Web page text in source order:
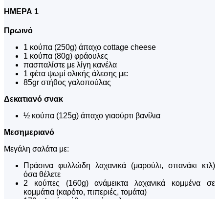
ΗΜΕΡΑ 1
Πρωινό
1 κούπα (250g) άπαχο cottage cheese
1 κούπα (80g) φράουλες
πασπαλίστε με λίγη κανέλα
1 φέτα ψωμί ολικής άλεσης με:
85gr στήθος γαλοπούλας
Δεκατιανό σνακ
½ κούπα (125g) άπαχο γιαούρτι βανίλια
Μεσημεριανό
Μεγάλη σαλάτα με:
Πράσινα φυλλώδη λαχανικά (μαρούλι, σπανάκι κτλ)
όσα θέλετε
2 κούπες (160g) ανάμεικτα λαχανικά κομμένα σε
κομμάτια (καρότο, πιπεριές, τομάτα)